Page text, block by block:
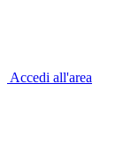
Accedi all'area